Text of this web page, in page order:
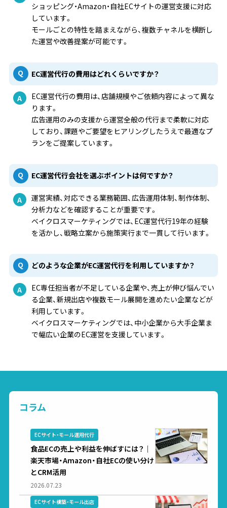
ショッピング・Amazon・自社ECサイトの運営支援に対応
しています。
モールごとの特性を踏まえながら、複数チャネルを横断し
た運営や改善提案が可能です。
EC運営代行の費用はどれくらいですか？
EC運営代行の費用は、店舗規模やご依頼内容によって異な
ります。
広告運用のみの支援から運営全般の代行まで柔軟に対応
しており、課題やご要望をヒアリングしたうえで最適なプ
ランをご提案しています。
EC運営代行会社を選ぶポイントは何ですか？
運営実績、対応できる業務範囲、広告運用体制、制作体制、
分析力などを確認することが重要です。
ベイクロスマーケティングでは、EC運営代行19年の経験
を活かし、戦略立案から施策実行まで一貫して行います。
どのような企業がEC運営代行を利用していますか？
EC専任担当者が不足している企業や、売上が伸び悩んでい
る企業、新規出店や複数モール展開を進めたい企業などが
利用しています。
ベイクロスマーケティングでは、中小企業から大手企業ま
で幅広い企業のEC運営を支援しています。
コラム
ECサイト・モール運用代行
食品ECの売上や利益を伸ばすには？｜
楽天市場・Amazon・自社ECの使い分け
とCRM活用
2026.07.23
ECサイト構築・モール出店